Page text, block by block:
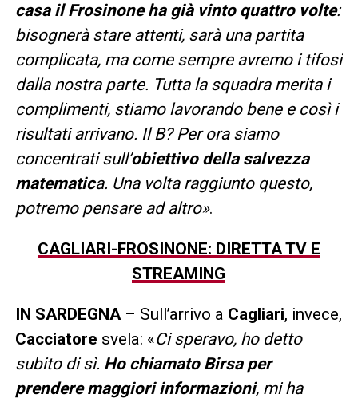
casa il Frosinone ha già vinto quattro volte:
bisognerà stare attenti, sarà una partita
complicata, ma come sempre avremo i tifosi
dalla nostra parte. Tutta la squadra merita i
complimenti, stiamo lavorando bene e così i
risultati arrivano. Il B? Per ora siamo
concentrati sull’obiettivo della salvezza
matematica. Una volta raggiunto questo,
potremo pensare ad altro».
CAGLIARI-FROSINONE: DIRETTA TV E
STREAMING
IN SARDEGNA– Sull’arrivo a Cagliari, invece,
Cacciatore svela: «Ci speravo, ho detto
subito di sì. Ho chiamato Birsa per
prendere maggiori informazioni, mi ha